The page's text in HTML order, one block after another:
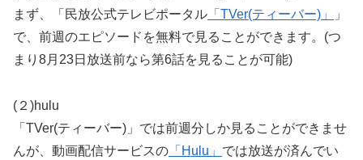
まず、「民放公式テレビポータル 「TVer(ティーバー)」
」
で、前週のエピソードを無料で見ることができます。(つ
まり8月23日放送前なら第6話を見ることが可能)
(２)hulu
「TVer(ティーバー)」では前週分しか見ることができませ
んが、動画配信サービスの 「Hulu」 では放送が済んでい